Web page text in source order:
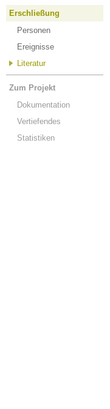
Erschließung
Personen
Ereignisse
Literatur
Zum Projekt
Dokumentation
Vertiefendes
Statistiken